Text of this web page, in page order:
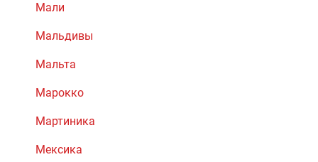
Мали
Мальдивы
Мальта
Марокко
Мартиника
Мексика